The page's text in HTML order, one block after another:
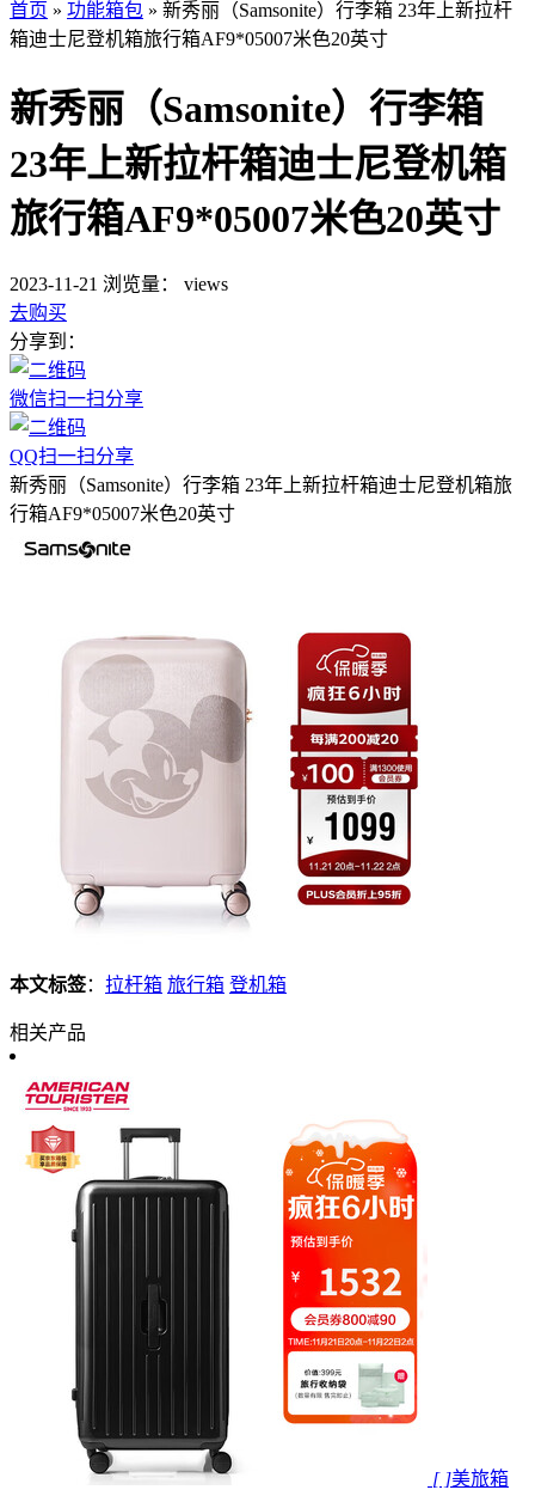
首页 » 功能箱包 » 新秀丽（Samsonite）行李箱 23年上新拉杆
箱迪士尼登机箱旅行箱AF9*05007米色20英寸
新秀丽（Samsonite）行李箱
23年上新拉杆箱迪士尼登机箱
旅行箱AF9*05007米色20英寸
2023-11-21 浏览量：
views
去购买
分享到：
微信扫一扫分享
QQ扫一扫分享
新秀丽（Samsonite）行李箱 23年上新拉杆箱迪士尼登机箱旅
行箱AF9*05007米色20英寸
本文标签： 拉杆箱 旅行箱 登机箱
相关产品
[ ]美旅箱